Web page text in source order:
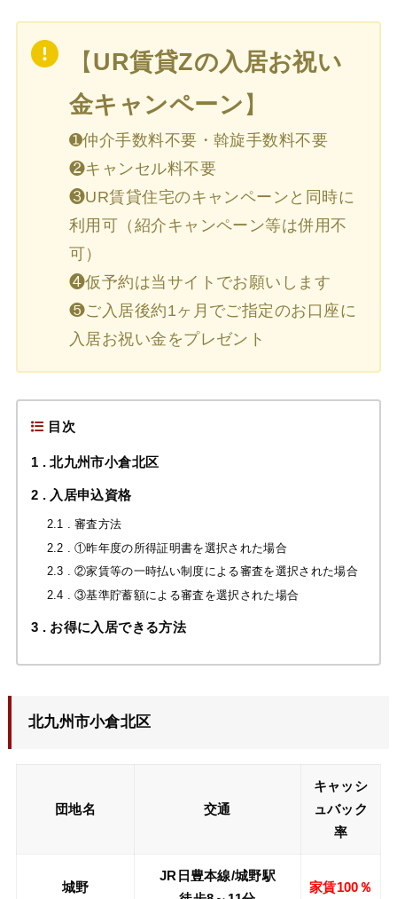
【UR賃貸Zの入居お祝い
金キャンペーン】
➊仲介手数料不要・斡旋手数料不要
❷キャンセル料不要
❸UR賃貸住宅のキャンペーンと同時に
利用可（紹介キャンペーン等は併用不
可）
❹仮予約は当サイトでお願いします
❺ご入居後約1ヶ月でご指定のお口座に
入居お祝い金をプレゼント
目次
1 北九州市小倉北区
2 入居申込資格
2.1
審査方法
2.2
①昨年度の所得証明書を選択された場合
2.3
②家賃等の一時払い制度による審査を選択された場合
2.4
③基準貯蓄額による審査を選択された場合
3 お得に入居できる方法
北九州市小倉北区
団地名 交通
キャッシ
ュバック
率
城野
JR日豊本線/城野駅
家賃100％